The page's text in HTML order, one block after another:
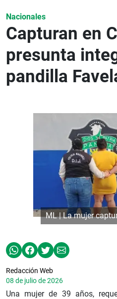
Nacionales
Capturan en
presunta
pandilla
ML | La mujer
Redacción Web
08 de julio de 2026
Una mujer de 39 años,